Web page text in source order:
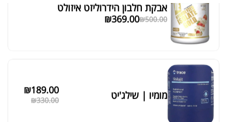
מציג 1–6 מתוך 524 תוצאות
סידור ברירת מחדל
אבקת חלבון הידרוליזט איזולט
₪500.00
₪369.00
מומיו | שילג'יט ₪330.00
₪189.00